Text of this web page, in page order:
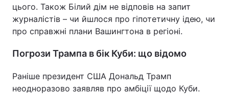
цього. Також Білий дім не відповів на запит
журналістів – чи йшлося про гіпотетичну ідею, чи
про справжні плани Вашингтона в регіоні.
Погрози Трампа в бік Куби: що відомо
Раніше президент США Дональд Трамп
неодноразово заявляв про амбіції щодо Куби.